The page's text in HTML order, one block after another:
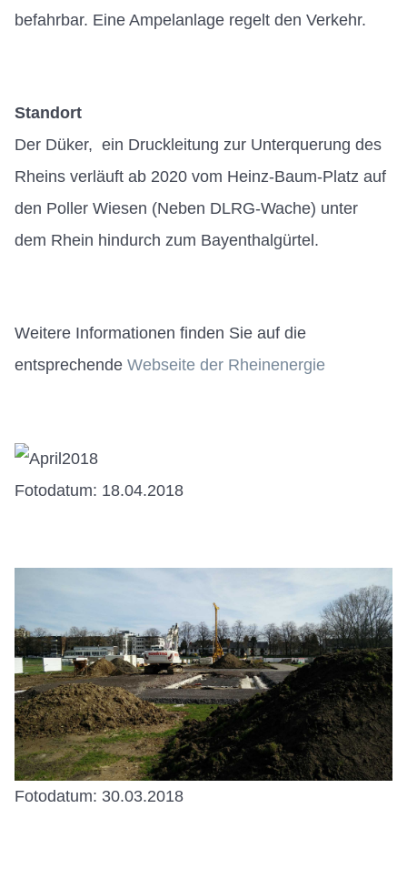
befahrbar. Eine Ampelanlage regelt den Verkehr.
Standort
Der Düker, ein Druckleitung zur Unterquerung des
Rheins verläuft ab 2020 vom Heinz-Baum-Platz auf
den Poller Wiesen (Neben DLRG-Wache) unter
dem Rhein hindurch zum Bayenthalgürtel.
Weitere Informationen finden Sie auf die
entsprechende Webseite der Rheinenergie
Fotodatum: 18.04.2018
Fotodatum: 30.03.2018